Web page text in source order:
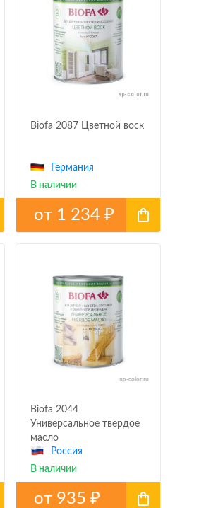
Biofa 2087 Цветной воск
Германия
В наличии
от 1 234₽
Biofa 2044
Универсальное твердое
масло
Россия
В наличии
от 935₽